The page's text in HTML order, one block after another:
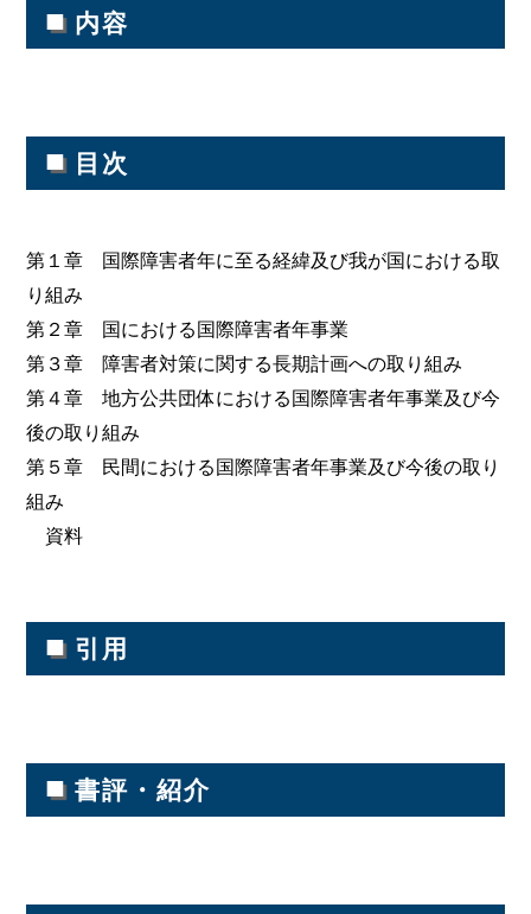
■ 内容
■ 目次
第１章 国際障害者年に至る経緯及び我が国における取
り組み
第２章 国における国際障害者年事業
第３章 障害者対策に関する長期計画への取り組み
第４章 地方公共団体における国際障害者年事業及び今
後の取り組み
第５章 民間における国際障害者年事業及び今後の取り
組み
資料
■ 引用
■ 書評・紹介